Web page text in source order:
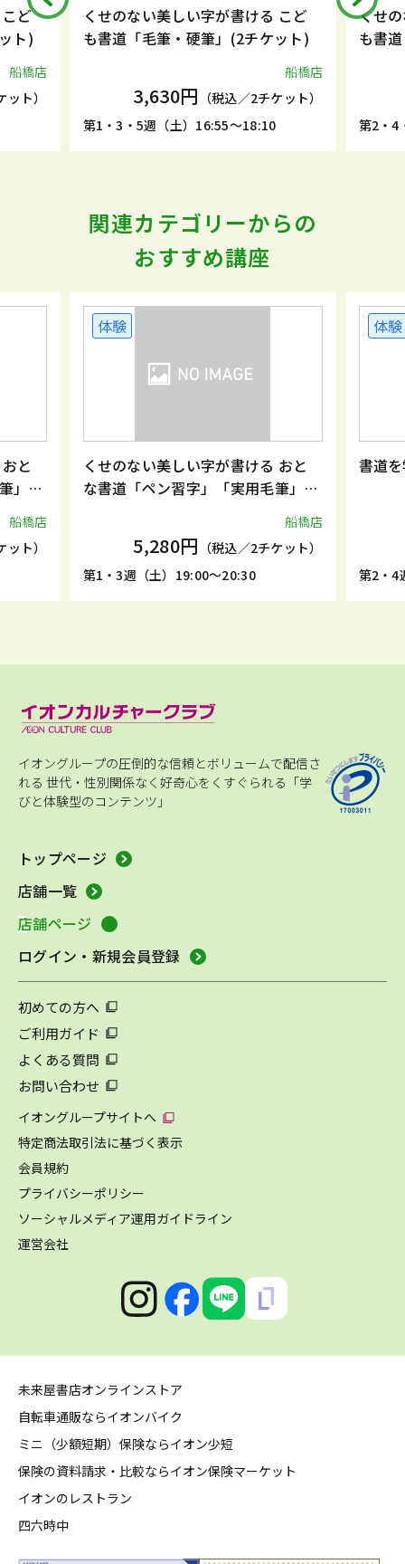
ど
ト)
船橋店
ト）
くせのない美しい字が書ける こど
も書道「毛筆・硬筆」(2チケット)
船橋店
3,630円 （税込／2チケット）
第1・3・5週（土）16:55～18:10
くせ
も書
第2・4
関連カテゴリーからの
おすすめ講座
と
」
船橋店
ト）
体験
くせのない美しい字が書ける おと
な書道「ペン習字」「実用毛筆」
船橋店
5,280円 （税込／2チケット）
第1・3週（土）19:00～20:30
体験
書道
第2・4
イオングループの圧倒的な信頼とボリュームで配信さ
れる 世代・性別関係なく好奇心をくすぐられる「学
びと体験型のコンテンツ」
トップページ
店舗一覧
店舗ページ
ログイン・新規会員登録
初めての方へ
ご利用ガイド
よくある質問
お問い合わせ
イオングループサイトへ
特定商法取引法に基づく表示
会員規約
プライバシーポリシー
ソーシャルメディア運用ガイドライン
運営会社
未来屋書店オンラインストア
自転車通販ならイオンバイク
ミニ（少額短期）保険ならイオン少短
保険の資料請求・比較ならイオン保険マーケット
イオンのレストラン
四六時中